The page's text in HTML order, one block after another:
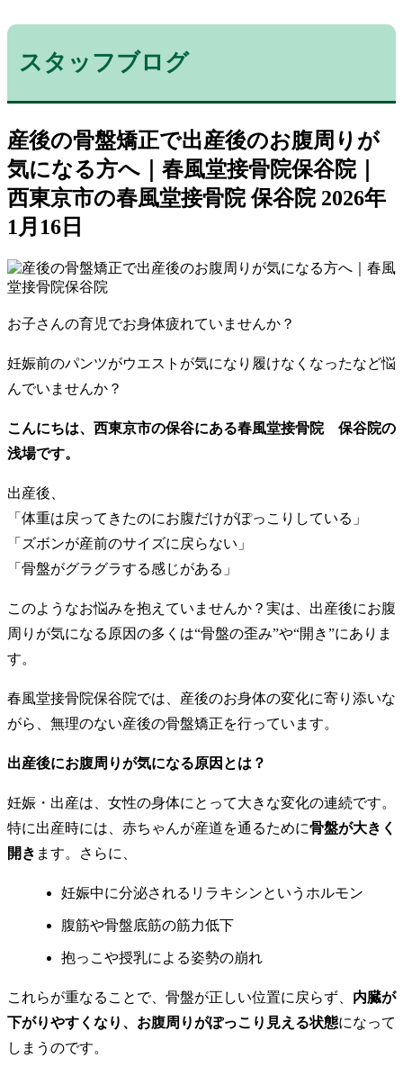
スタッフブログ
産後の骨盤矯正で出産後のお腹周りが
気になる方へ｜春風堂接骨院保谷院｜
西東京市の春風堂接骨院 保谷院 2026年
1月16日
お子さんの育児でお身体疲れていませんか？
妊娠前のパンツがウエストが気になり履けなくなったなど悩
んでいませんか？
こんにちは、西東京市の保谷にある春風堂接骨院 保谷院の
浅場です。
出産後、
「体重は戻ってきたのにお腹だけがぽっこりしている」
「ズボンが産前のサイズに戻らない」
「骨盤がグラグラする感じがある」
このようなお悩みを抱えていませんか？実は、出産後にお腹
周りが気になる原因の多くは“骨盤の歪み”や“開き”にありま
す。
春風堂接骨院保谷院では、産後のお身体の変化に寄り添いな
がら、無理のない産後の骨盤矯正を行っています。
出産後にお腹周りが気になる原因とは？
妊娠・出産は、女性の身体にとって大きな変化の連続です。
特に出産時には、赤ちゃんが産道を通るために骨盤が大きく
開き ます。さらに、
妊娠中に分泌されるリラキシンというホルモン
腹筋や骨盤底筋の筋力低下
抱っこや授乳による姿勢の崩れ
これらが重なることで、骨盤が正しい位置に戻らず、 内臓が
下がりやすくなり、お腹周りがぽっこり見える状態になって
しまうのです。